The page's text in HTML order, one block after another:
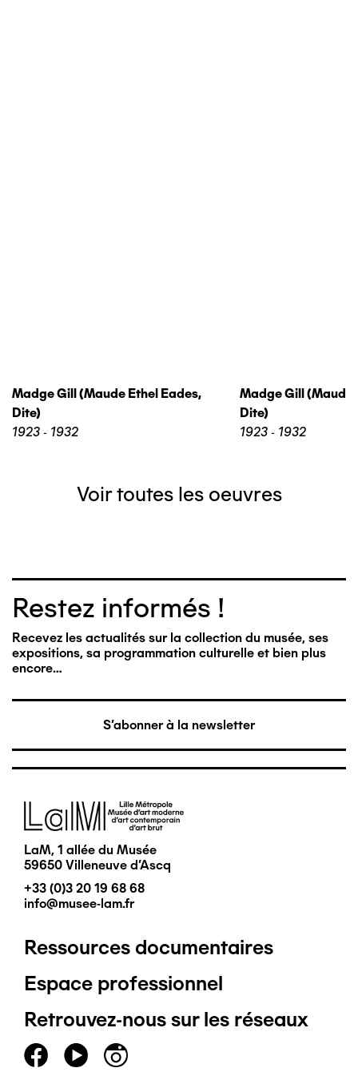
Madge Gill (maude Ethel Eades,
Dite)
1923 - 1932
Madge Gill (maude
Dite)
1923 - 1932
Voir toutes les oeuvres
Restez informés !
Recevez les actualités sur la collection du musée, ses
expositions, sa programmation culturelle et bien plus
encore…
S'abonner à la newsletter
Image
LaM, 1 allée du Musée
59650 Villeneuve d'Ascq
+33 (0)3 20 19 68 68
info@musee-lam.fr
Pied
de
page
Ressources documentaires
Espace professionnel
Retrouvez-nous sur les réseaux